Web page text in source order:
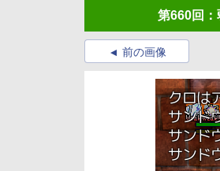
第660回：
前の画像